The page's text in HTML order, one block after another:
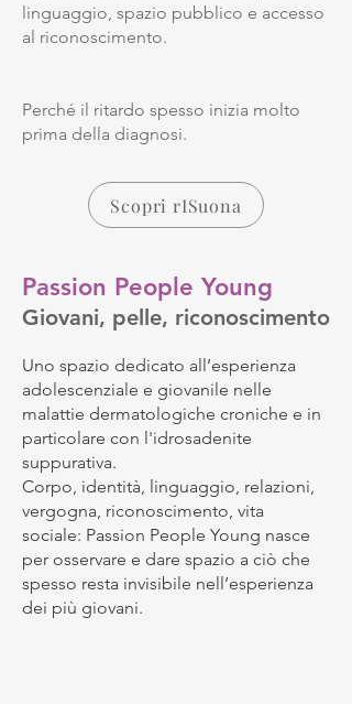
linguaggio, spazio pubblico e accesso
al riconoscimento.
Perché il ritardo spesso inizia molto
prima della diagnosi.
Scopri rISuona
Passion People Young
Giovani, pelle, riconoscimento
Uno spazio dedicato all’esperienza
adolescenziale e giovanile nelle
malattie dermatologiche croniche e in
particolare con l'idrosadenite
suppurativa.
Corpo, identità, linguaggio, relazioni,
vergogna, riconoscimento, vita
sociale: Passion People Young nasce
per osservare e dare spazio a ciò che
spesso resta invisibile nell’esperienza
dei più giovani.